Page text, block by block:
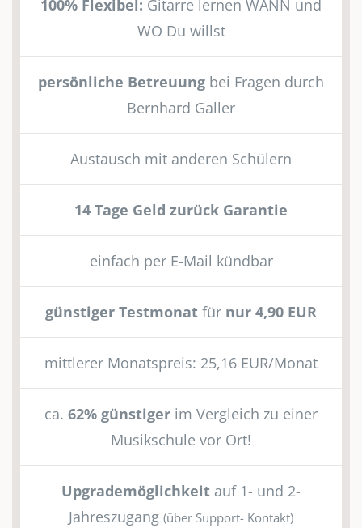
100% Flexibel: Gitarre lernen WANN und
WO Du willst
persönliche Betreuung bei Fragen durch
Bernhard Galler
Austausch mit anderen Schülern
14 Tage Geld zurück Garantie
einfach per E-Mail kündbar
günstiger Testmonat für nur 4,90 EUR
mittlerer Monatspreis: 25,16 EUR/Monat
ca. 62% günstiger im Vergleich zu einer
Musikschule vor Ort!
Upgrademöglichkeit auf 1- und 2-
Jahreszugang (über Support- Kontakt)